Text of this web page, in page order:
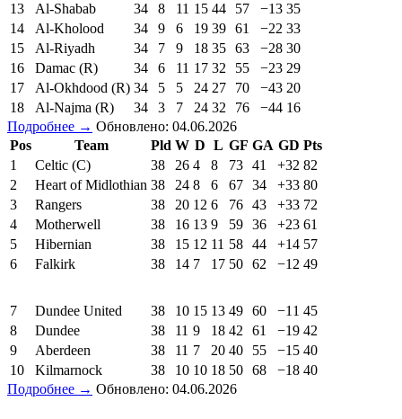
13
Al-Shabab 34 8 11 15 44 57 −13 35
14
Al-Kholood 34 9 6 19 39 61 −22 33
15
Al-Riyadh 34 7 9 18 35 63 −28 30
16
Damac (R) 34 6 11 17 32 55 −23 29
17
Al-Okhdood (R) 34 5 5 24 27 70 −43 20
18
Al-Najma (R) 34 3 7 24 32 76 −44 16
Подробнее → Обновлено: 04.06.2026
Pos
Team Pld W D L GF GA GD Pts
1
Celtic (C) 38 26 4 8 73 41 +32 82
2
Heart of Midlothian 38 24 8 6 67 34 +33 80
3
Rangers 38 20 12 6 76 43 +33 72
4
Motherwell 38 16 13 9 59 36 +23 61
5
Hibernian 38 15 12 11 58 44 +14 57
6
Falkirk 38 14 7 17 50 62 −12 49
7 Dundee United 38 10 15 13 49 60 −11 45
8
Dundee 38 11 9 18 42 61 −19 42
9
Aberdeen 38 11 7 20 40 55 −15 40
10
Kilmarnock 38 10 10 18 50 68 −18 40
Подробнее → Обновлено: 04.06.2026